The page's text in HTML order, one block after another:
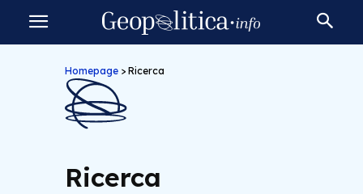
Homepage > Ricerca
Ricerca